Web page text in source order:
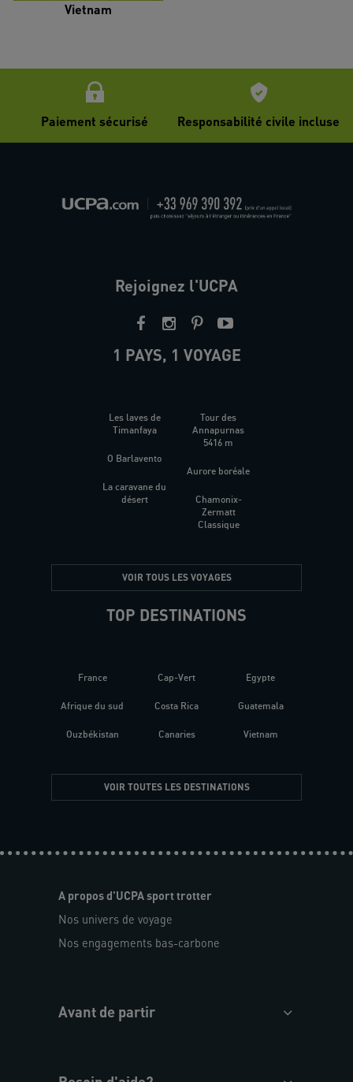
Vietnam
Paiement sécurisé Responsabilité civile incluse
Rejoignez l'UCPA
1 PAYS, 1 VOYAGE
Les laves de
Timanfaya
O Barlavento
La caravane du
désert
Tour des
Annapurnas
5416 m
Aurore boréale
Chamonix-
Zermatt
Classique
VOIR TOUS LES VOYAGES
TOP DESTINATIONS
France
Afrique du sud
Ouzbékistan
Cap-Vert
Costa Rica
Canaries
Egypte
Guatemala
Vietnam
VOIR TOUTES LES DESTINATIONS
A propos d'UCPA sport trotter
Nos univers de voyage
Nos engagements bas-carbone
Avant de partir